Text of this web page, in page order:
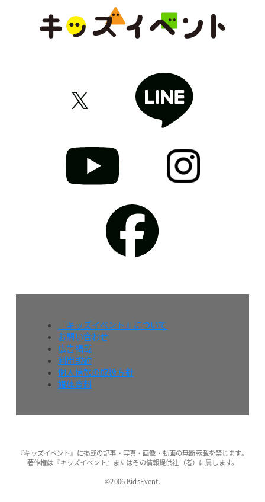
『キッズイベント』について
お問い合わせ
広告掲載
利用規約
個人情報の取扱方針
媒体資料
『キッズイベント』に掲載の記事・写真・画像・動画の無断転載を禁じます。
著作権は『キッズイベント』またはその情報提供社（者）に属します。
©2006 KidsEvent.